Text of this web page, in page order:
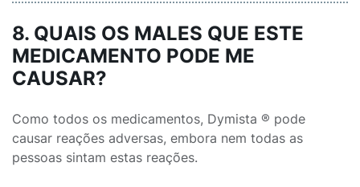
8. QUAIS OS MALES QUE ESTE
MEDICAMENTO PODE ME
CAUSAR?
Como todos os medicamentos, Dymista ® pode
causar reações adversas, embora nem todas as
pessoas sintam estas reações.